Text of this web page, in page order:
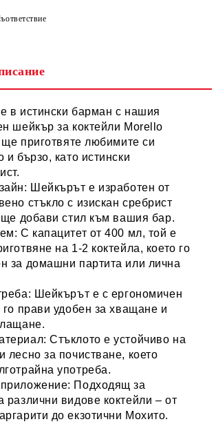
в истински барман с нашия
шейкър за коктейли Morello
приготвяте любимите си
и бързо, като истински
Шейкърът е изработен от
стъкло с изискан сребрист
ще добави стил към вашия бар.
С капацитет от 400 мл, той е
на 1-2 коктейла, което го
за домашни партита или лична
Шейкърът е с ергономичен
го прави удобен за хващане и
Стъклото е устойчиво на
лесно за почистване, което
употреба.
Подходящ за
различни видове коктейли – от
до екзотични Мохито.